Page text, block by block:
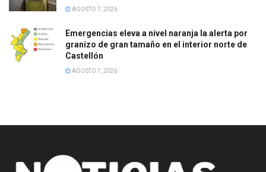
AGOSTO 7, 2026
Emergencias eleva a nivel naranja la alerta por
granizo de gran tamaño en el interior norte de
Castellón
AGOSTO 7, 2026